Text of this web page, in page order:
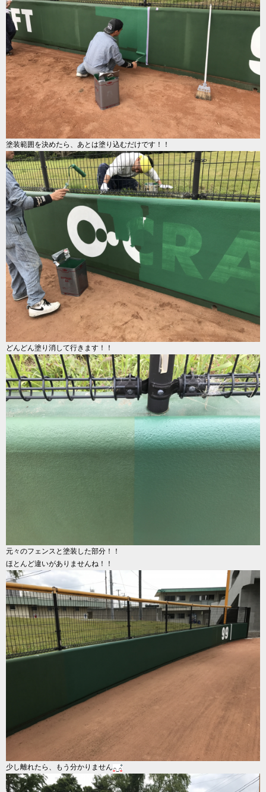
塗装範囲を決めたら、あとは塗り込むだけです！！
どんどん塗り消して行きます！！
元々のフェンスと塗装した部分！！
ほとんど違いがありませんね！！
少し離れたら、もう分かりません